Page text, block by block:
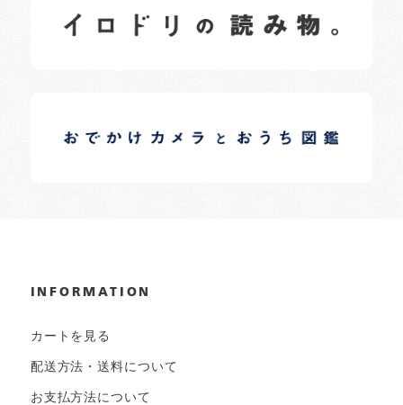
日常の様子など随時更新中です。
日常の様子など随時更新中です。
INFORMATION
カートを見る
配送方法・送料について
お支払方法について